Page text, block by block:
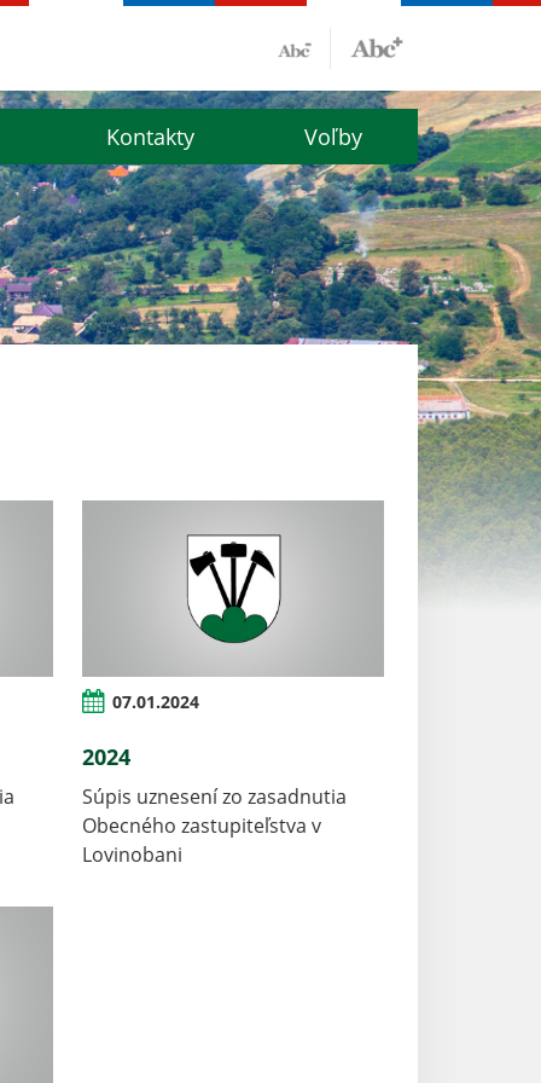
Kontakty Voľby
07.01.2024
2024
Súpis uznesení zo zasadnutia
Obecného zastupiteľstva v
Lovinobani